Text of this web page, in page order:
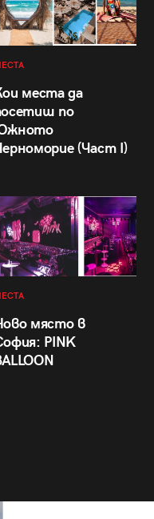
места да
по
(Част I)
място в
PINK